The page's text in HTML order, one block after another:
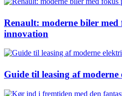
Renault: moderne biler
innovation
Guide til leasing af